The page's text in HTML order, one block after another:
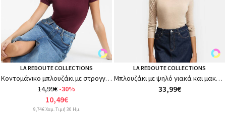
LA REDOUTE COLLECTIONS
Κοντομάνικο μπλουζάκι με στρογγυλή λαιμόκοψη
14,99€ -30%
10,49€
9,74€ Χαμ. Τιμή 30 Ημ.
LA REDOUTE COLLECTIONS
Μπλουζάκι με ψηλό γιακά και μακριά μανίκια από lyocell και μαλλί
33,99€